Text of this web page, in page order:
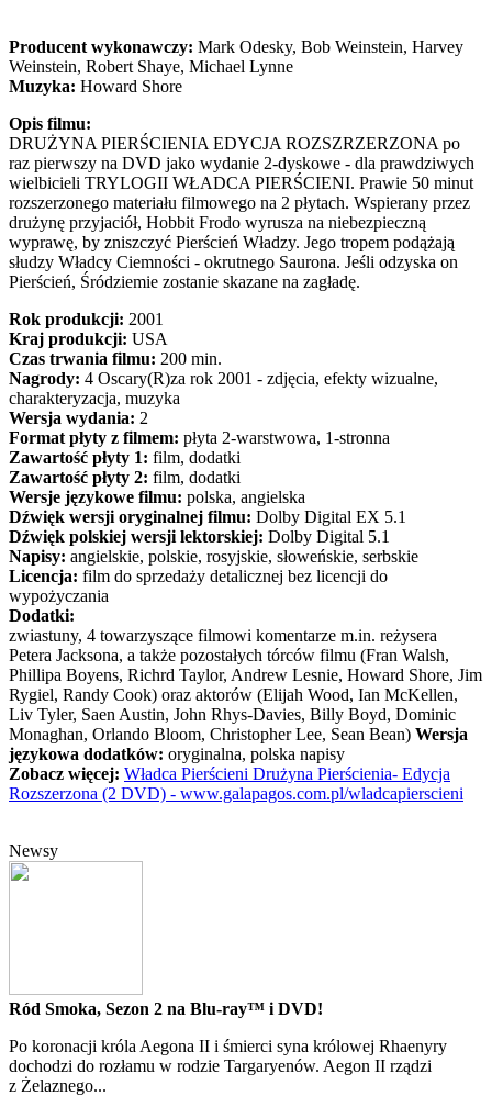
Producent wykonawczy: Mark Odesky, Bob Weinstein, Harvey
Weinstein, Robert Shaye, Michael Lynne
Muzyka: Howard Shore
Opis filmu:
DRUŻYNA PIERŚCIENIA EDYCJA ROZSZRZERZONA po
raz pierwszy na DVD jako wydanie 2-dyskowe - dla prawdziwych
wielbicieli TRYLOGII WŁADCA PIERŚCIENI. Prawie 50 minut
rozszerzonego materiału filmowego na 2 płytach. Wspierany przez
drużynę przyjaciół, Hobbit Frodo wyrusza na niebezpieczną
wyprawę, by zniszczyć Pierścień Władzy. Jego tropem podążają
słudzy Władcy Ciemności - okrutnego Saurona. Jeśli odzyska on
Pierścień, Śródziemie zostanie skazane na zagładę.
Rok produkcji: 2001
Kraj produkcji: USA
Czas trwania filmu: 200 min.
Nagrody: 4 Oscary(R)za rok 2001 - zdjęcia, efekty wizualne,
charakteryzacja, muzyka
Wersja wydania: 2
Format płyty z filmem: płyta 2-warstwowa, 1-stronna
Zawartość płyty 1: film, dodatki
Zawartość płyty 2: film, dodatki
Wersje językowe filmu: polska, angielska
Dźwięk wersji oryginalnej filmu: Dolby Digital EX 5.1
Dźwięk polskiej wersji lektorskiej: Dolby Digital 5.1
Napisy: angielskie, polskie, rosyjskie, słoweńskie, serbskie
Licencja: film do sprzedaży detalicznej bez licencji do
wypożyczania
Dodatki:
zwiastuny, 4 towarzyszące filmowi komentarze m.in. reżysera
Petera Jacksona, a także pozostałych tórców filmu (Fran Walsh,
Phillipa Boyens, Richrd Taylor, Andrew Lesnie, Howard Shore, Jim
Rygiel, Randy Cook) oraz aktorów (Elijah Wood, Ian McKellen,
Liv Tyler, Saen Austin, John Rhys-Davies, Billy Boyd, Dominic
Monaghan, Orlando Bloom, Christopher Lee, Sean Bean) Wersja
językowa dodatków: oryginalna, polska napisy
Zobacz więcej: Władca Pierścieni Drużyna Pierścienia- Edycja
Rozszerzona (2 DVD) - www.galapagos.com.pl/wladcapierscieni
Newsy
Ród Smoka, Sezon 2 na Blu-ray™ i DVD!
Po koronacji króla Aegona II i śmierci syna królowej Rhaenyry
dochodzi do rozłamu w rodzie Targaryenów. Aegon II rządzi
z Żelaznego...